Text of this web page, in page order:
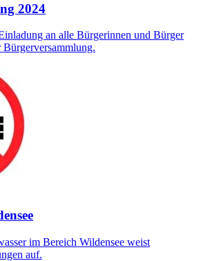
2024
an alle Bürgerinnen und Bürger
Bürgerversammlung.
im Bereich Wildensee weist
auf.